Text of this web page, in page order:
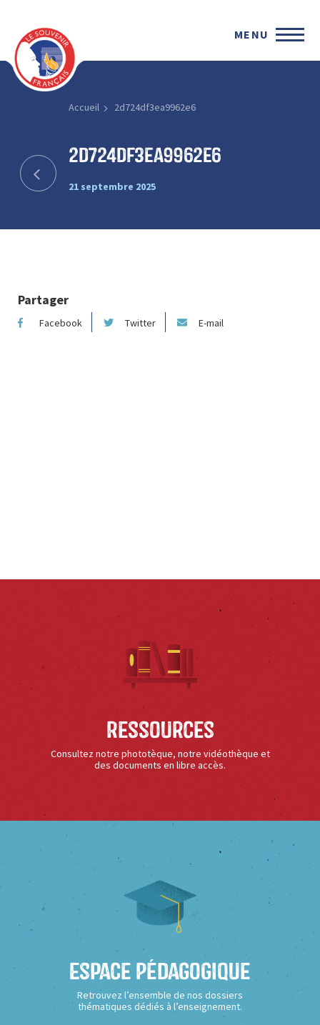
MENU
Accueil 2d724df3ea9962e6
2d724df3ea9962e6
21 septembre 2025
Partager
Facebook Twitter E-mail
Ressources
Consultez notre phototèque, notre vidéothèque et
des documents en libre accès.
Espace Pédagogique
Retrouvez l’ensemble de nos dossiers
thématiques dédiés à l’enseignement.